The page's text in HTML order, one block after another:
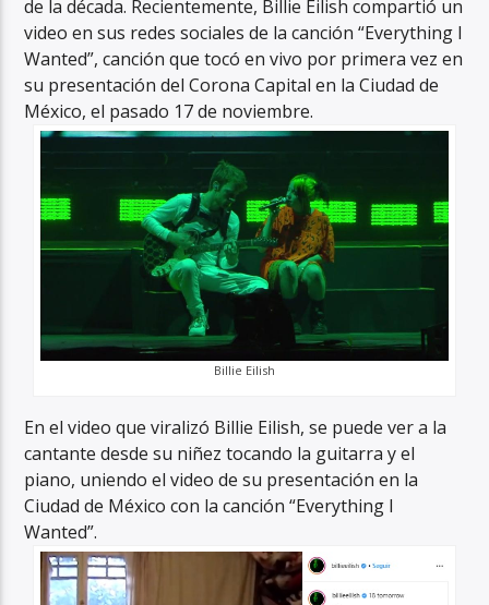
de la década. Recientemente, Billie Eilish compartió un
video en sus redes sociales de la canción “Everything I
Wanted”, canción que tocó en vivo por primera vez en
su presentación del Corona Capital en la Ciudad de
México, el pasado 17 de noviembre.
Billie Eilish
En el video que viralizó Billie Eilish, se puede ver a la
cantante desde su niñez tocando la guitarra y el
piano, uniendo el video de su presentación en la
Ciudad de México con la canción “Everything I
Wanted”.